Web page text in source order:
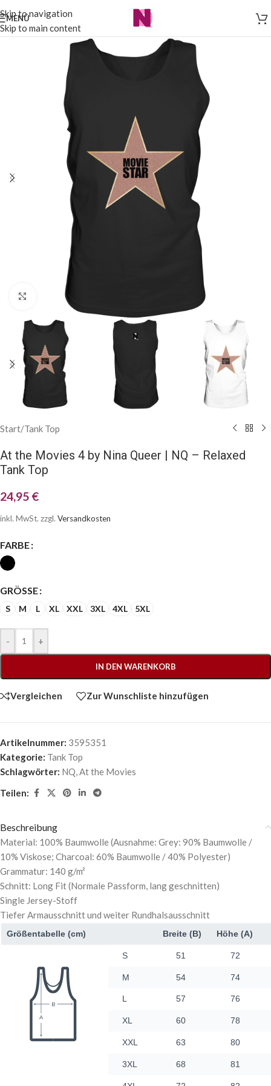
Skip to navigation
Skip to main content
MENÜ
Klick zum Vergrößern
Start/Tank Top
At the Movies 4 by Nina Queer | NQ – Relaxed
Tank Top
24,95 €
inkl. MwSt. zzgl. Versandkosten
FARBE
GRÖSSE
S M L XL XXL 3XL 4XL 5XL
- +
IN DEN WARENKORB
Vergleichen Zur Wunschliste hinzufügen
Artikelnummer: 3595351
Kategorie: Tank Top
Schlagwörter: NQ,At the Movies
Teilen:
Beschreibung
Material: 100% Baumwolle (Ausnahme: Grey: 90% Baumwolle /
10% Viskose; Charcoal: 60% Baumwolle / 40% Polyester)
Grammatur: 140 g/m²
Schnitt: Long Fit (Normale Passform, lang geschnitten)
Single Jersey-Stoff
Tiefer Armausschnitt und weiter Rundhalsausschnitt